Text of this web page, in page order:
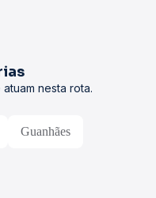
nesta rota.
Guanhães